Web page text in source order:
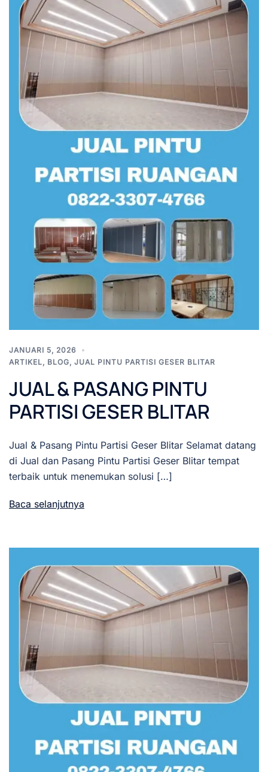
JANUARI 5, 2026
ARTIKEL, BLOG, JUAL PINTU PARTISI GESER BLITAR
JUAL & PASANG PINTU
PARTISI GESER BLITAR
Jual & Pasang Pintu Partisi Geser Blitar Selamat datang
di Jual dan Pasang Pintu Partisi Geser Blitar tempat
terbaik untuk menemukan solusi […]
Baca selanjutnya